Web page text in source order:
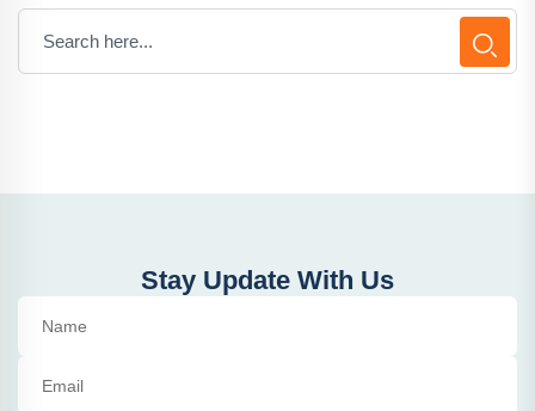
Stay Update With Us